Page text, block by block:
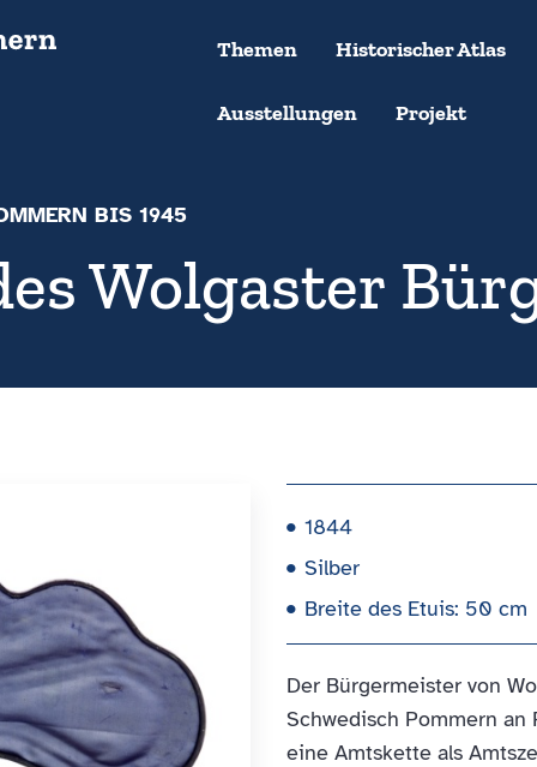
Themen Historischer Atlas
Ausstellungen Projekt
BIS 1945
Wolgaster
1844
Silber
Breite des Etuis: 50 cm
Der Bürgermeister von
Schwedisch Pommern
eine Amtskette als